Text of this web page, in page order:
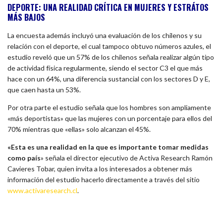
DEPORTE: UNA REALIDAD CRÍTICA EN MUJERES Y ESTRÁTOS
MÁS BAJOS
La encuesta además incluyó una evaluación de los chilenos y su
relación con el deporte, el cual tampoco obtuvo números azules, el
estudio reveló que un 57% de los chilenos señala realizar algún tipo
de actividad física regularmente, siendo el sector C3 el que más
hace con un 64%, una diferencia sustancial con los sectores D y E,
que caen hasta un 53%.
Por otra parte el estudio señala que los hombres son ampliamente
«más deportistas» que las mujeres con un porcentaje para ellos del
70% mientras que «ellas» solo alcanzan el 45%.
«Esta es una realidad en la que es importante tomar medidas
como país» señala el director ejecutivo de Activa Research Ramón
Cavieres Tobar, quien invita a los interesados a obtener más
información del estudio hacerlo directamente a través del sitio
www.activaresearch.cl.